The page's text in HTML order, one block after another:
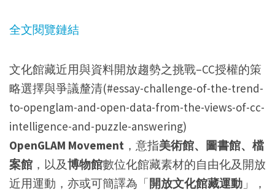
全文閱覽鏈結
文化館藏近用與資料開放趨勢之挑戰–CC授權的策
略選擇與爭議釐清(#essay-challenge-of-the-trend-
to-openglam-and-open-data-from-the-views-of-cc-
intelligence-and-puzzle-answering)
OpenGLAM Movement ，意指美術館、圖書館、檔
案館 ，以及博物館數位化館藏素材的自由化及開放
近用運動，亦或可簡譯為「開放文化館藏運動 」，